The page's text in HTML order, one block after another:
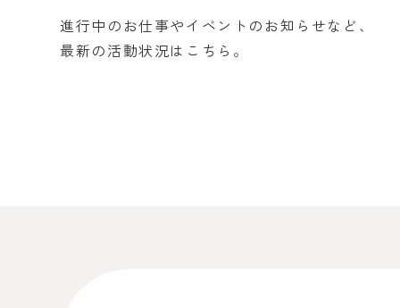
進行中のお仕事やイベントのお知らせなど、
最新の活動状況はこちら。